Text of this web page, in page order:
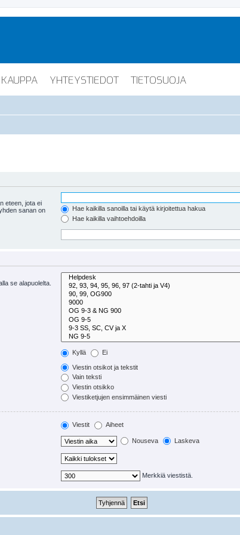
KAUPPA YHTEYSTIEDOT TIETOSUOJA
eteen, jota ei
sanan on
Hae kaikilla sanoilla tai käytä kirjoitettua hakua
Hae kaikilla vaihtoehdoilla
se alapuolelta.
Kyllä Ei
Viestin otsikot ja tekstit
Vain teksti
Viestin otsikko
Viestiketjujen ensimmäinen viesti
Viestit Aiheet
Nouseva Laskeva
Merkkiä viestistä.